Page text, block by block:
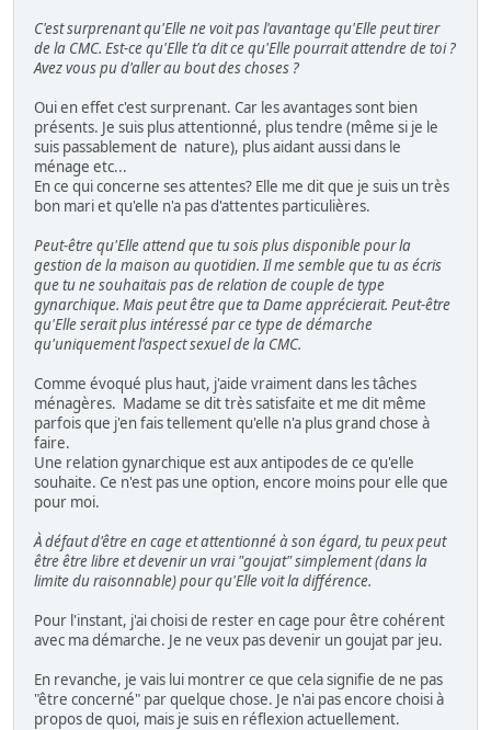
C'est surprenant qu'Elle ne voit pas l'avantage qu'Elle peut tirer
de la CMC. Est-ce qu'Elle t'a dit ce qu'Elle pourrait attendre de toi ?
Avez vous pu d'aller au bout des choses ?
Oui en effet c'est surprenant. Car les avantages sont bien
présents. Je suis plus attentionné, plus tendre (même si je le
suis passablement de nature), plus aidant aussi dans le
ménage etc...
En ce qui concerne ses attentes? Elle me dit que je suis un très
bon mari et qu'elle n'a pas d'attentes particulières.
Peut-être qu'Elle attend que tu sois plus disponible pour la
gestion de la maison au quotidien. Il me semble que tu as écris
que tu ne souhaitais pas de relation de couple de type
gynarchique. Mais peut être que ta Dame apprécierait. Peut-être
qu'Elle serait plus intéressé par ce type de démarche
qu'uniquement l'aspect sexuel de la CMC.
Comme évoqué plus haut, j'aide vraiment dans les tâches
ménagères. Madame se dit très satisfaite et me dit même
parfois que j'en fais tellement qu'elle n'a plus grand chose à
faire.
Une relation gynarchique est aux antipodes de ce qu'elle
souhaite. Ce n'est pas une option, encore moins pour elle que
pour moi.
À défaut d'être en cage et attentionné à son égard, tu peux peut
être être libre et devenir un vrai "goujat" simplement (dans la
limite du raisonnable) pour qu'Elle voit la différence.
Pour l'instant, j'ai choisi de rester en cage pour être cohérent
avec ma démarche. Je ne veux pas devenir un goujat par jeu.
En revanche, je vais lui montrer ce que cela signifie de ne pas
"être concerné" par quelque chose. Je n'ai pas encore choisi à
propos de quoi, mais je suis en réflexion actuellement.